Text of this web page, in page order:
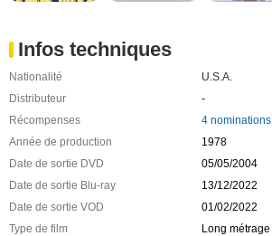
Infos techniques
Nationalité
U.S.A.
Distributeur
-
Récompenses
4 nominations
Année de production
1978
Date de sortie DVD
05/05/2004
Date de sortie Blu-ray
13/12/2022
Date de sortie VOD
01/02/2022
Type de film
Long métrage